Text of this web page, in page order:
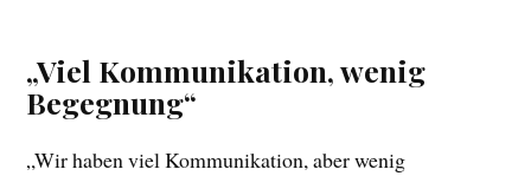
„Viel Kommunikation, wenig
Begegnung“
„Wir haben viel Kommunikation, aber wenig